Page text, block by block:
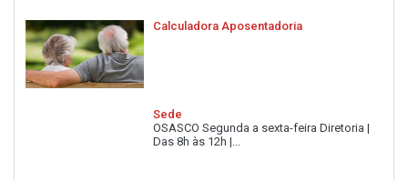
Calculadora Aposentadoria
Sede
OSASCO Segunda a sexta-feira Diretoria |
Das 8h às 12h |...